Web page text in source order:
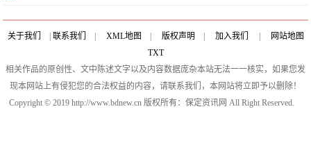
关于我们 联系我们 XML地图 版权声明 加入我们
网站地图
TXT
相关作品的原创性、文中陈述文字以及内容数据庞杂本站无法一一核实，如果您发
现本网站上有侵犯您的合法权益的内容，请联系我们，本网站将立即予以删除！
Copyright © 2019 http://www.bdnew.cn 版权所有：保定资讯网 All Right Reserved.